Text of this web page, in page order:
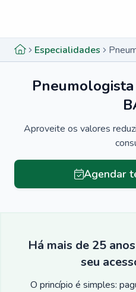
Especialidades
Aproveite os valores
Agendar
Há mais de 25
seu
O princípio é simples: